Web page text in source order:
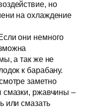
но
на охлаждение
они немного
а так же не
к барабану.
заметно
смазки, ржавчины –
или смазать